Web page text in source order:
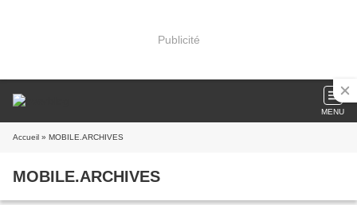
Publicité
MENU
Accueil » MOBILE.ARCHIVES
MOBILE.ARCHIVES